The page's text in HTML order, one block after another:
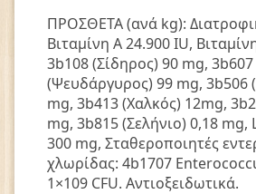
ΠΡΟΣΘΕΤΑ (ανά kg):
Bιταμίνη Α 24.900 IU,
3b108 (Σίδηρος) 90 mg, 3b607
(Ψευδάργυρος) 99 mg, 3b506
mg, 3b413 (Xαλκός) 12mg,
mg, 3b815 (Σελήνιο) 0,18 mg,
300 mg, Σταθεροποιητές
χλωρίδας: 4b1707
1×109 CFU. Αντιοξειδωτικά.